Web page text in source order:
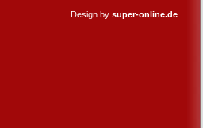
Design by super-online.de